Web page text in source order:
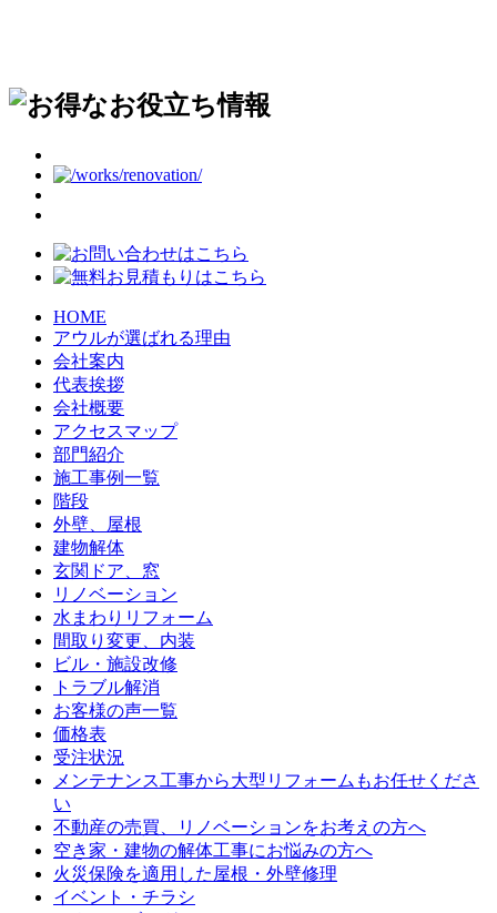
HOME
アウルが選ばれる理由
会社案内
代表挨拶
会社概要
アクセスマップ
部門紹介
施工事例一覧
階段
外壁、屋根
建物解体
玄関ドア、窓
リノベーション
水まわりリフォーム
間取り変更、内装
ビル・施設改修
トラブル解消
お客様の声一覧
価格表
受注状況
メンテナンス工事から大型リフォームもお任せくださ
い
不動産の売買、リノベーションをお考えの方へ
空き家・建物の解体工事にお悩みの方へ
火災保険を適用した屋根・外壁修理
イベント・チラシ